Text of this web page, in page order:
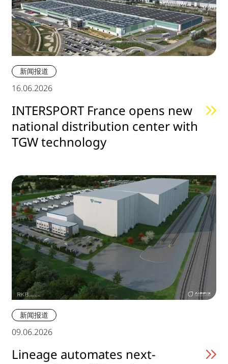
新闻报道
16.06.2026
INTERSPORT France opens new
national distribution center with
TGW technology
新闻报道
09.06.2026
Lineage automates next-